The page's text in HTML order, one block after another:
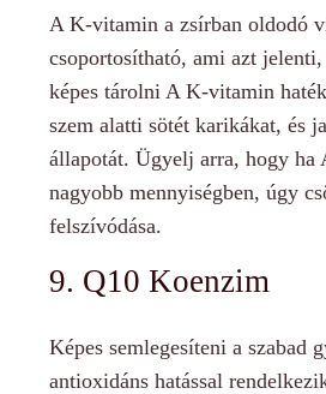
A K-vitamin a zsírban oldodó
csoportosítható, ami azt
képes tárolni A K-vitamin
szem alatti sötét karikákat, és
állapotát. Ügyelj arra, hogy ha
nagyobb mennyiségben, úgy
felszívódása.
9. Q10 Koenzim
Képes semlegesíteni a szabad
antioxidáns hatással